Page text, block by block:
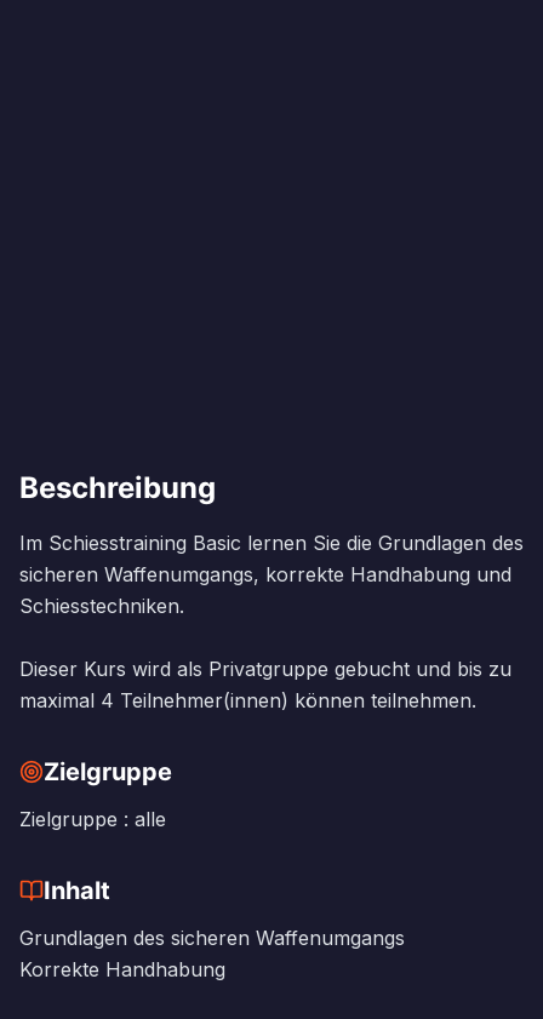
Beschreibung
Im Schiesstraining Basic lernen Sie die Grundlagen des
sicheren Waffenumgangs, korrekte Handhabung und
Schiesstechniken.
Dieser Kurs wird als Privatgruppe gebucht und bis zu
maximal 4 Teilnehmer(innen) können teilnehmen.
Zielgruppe
Zielgruppe : alle
Inhalt
Grundlagen des sicheren Waffenumgangs